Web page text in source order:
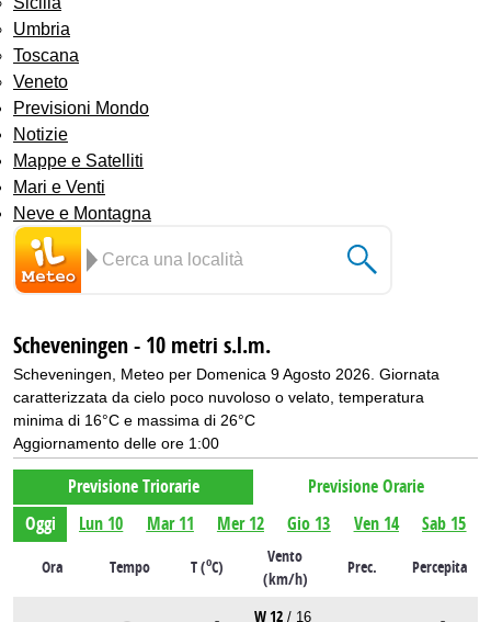
Umbria
Toscana
Veneto
Previsioni Mondo
Notizie
Mappe e Satelliti
Mari e Venti
Neve e Montagna
Scheveningen - 10 metri s.l.m.
Scheveningen, Meteo per Domenica 9 Agosto 2026. Giornata
caratterizzata da cielo poco nuvoloso o velato, temperatura
minima di 16°C e massima di 26°C
Aggiornamento delle ore 1:00
Previsione Triorarie
Previsione Orarie
Oggi
Lun 10 Mar 11 Mer 12 Gio 13 Ven 14 Sab 15
Ora Tempo T (oC)
Vento
(km/h)
Prec. Percepita
W 12 / 16